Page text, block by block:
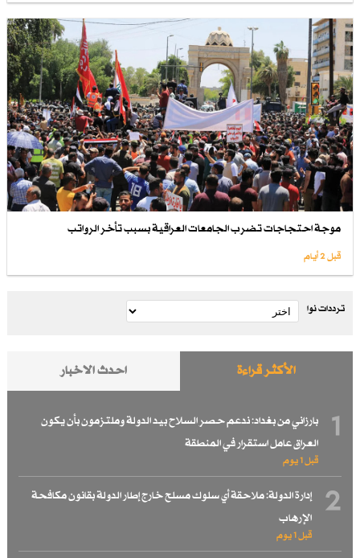
موجة احتجاجات تضرب الجامعات العراقية بسبب تأخر الرواتب
قبل 2 أيام
ترددات نوا
الأكثر قراءة احدث الاخبار
1
بارزاني من بغداد: ندعم حصر السلاح بيد الدولة وملتزمون بأن يكون
العراق عامل استقرار في المنطقة
قبل 1 یوم
2
إدارة الدولة: ملاحقة أي سلوك مسلح خارج إطار الدولة بقانون مكافحة
الإرهاب
قبل 1 یوم